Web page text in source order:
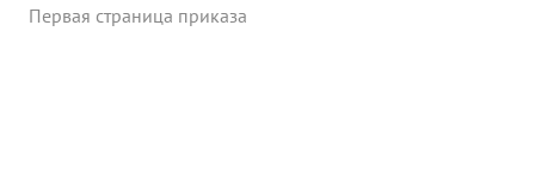
выполняют боевые задани Товарищ АЗГУР
Первая страница приказа